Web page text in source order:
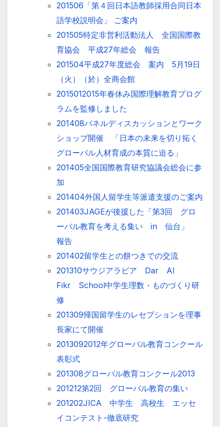
201506「第４回日本語教師採用合同日本
語学校説明会」 ご案内
201505特定非営利活動法人 全国国際教
育協会 平成27年総会 報告
201504平成27年度総会 案内 5月19日
（火）（於）全商会館
2015012015年春休み国際理解教育プログ
ラムを監修しました
201408パネルディスカッションとワーク
ショップ開催 「日本の未来を切り拓く
グローバル人材育成の本質に迫る」
201405全国国際教育研究協議会総会に参
加
201404外国人留学生等派遣支援のご案内
201403JAGEが後援した「第3回 グロ
ーバル教育を考える集い in 仙台」
報告
201402留学生との餅つきでの交流
201310サウジアラビア Dar Al
Fikr School中学生理数・ものづくり研
修
201309帰国留学生のレセプションを理事
長家にて開催
2013092012年グローバル教育コンクール
表彰式
201308グローバル教育コンクール2013
201212第2回 グローバル教育の集い
201202JICA 中学生 高校生 エッセ
イコンテスト-徹底研究